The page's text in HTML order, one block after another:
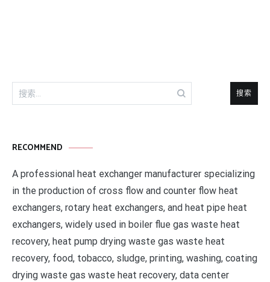
搜
索：
RECOMMEND
A professional heat exchanger manufacturer specializing
in the production of cross flow and counter flow heat
exchangers, rotary heat exchangers, and heat pipe heat
exchangers, widely used in boiler flue gas waste heat
recovery, heat pump drying waste gas waste heat
recovery, food, tobacco, sludge, printing, washing, coating
drying waste gas waste heat recovery, data center